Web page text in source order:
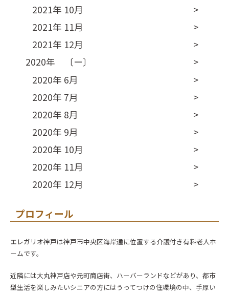
2021年 10月
2021年 11月
2021年 12月
2020年 〔ー〕
2020年 6月
2020年 7月
2020年 8月
2020年 9月
2020年 10月
2020年 11月
2020年 12月
プロフィール
エレガリオ神戸は神戸市中央区海岸通に位置する介護付き有料老人ホ
ームです。
近隣には大丸神戸店や元町商店街、ハーバーランドなどがあり、都市
型生活を楽しみたいシニアの方にはうってつけの住環境の中、手厚い